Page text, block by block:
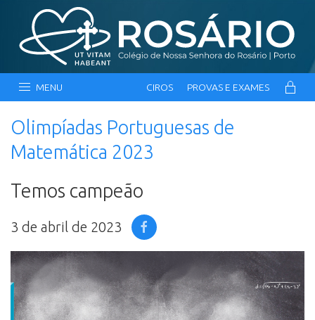
MENU CIROS PROVAS E EXAMES
Olimpíadas Portuguesas de
Matemática 2023
Temos campeão
3 de abril de 2023